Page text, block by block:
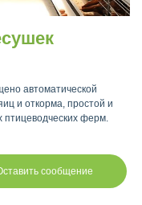
автоматической
и откорма, простой и
птицеводческих ферм.
сообщение